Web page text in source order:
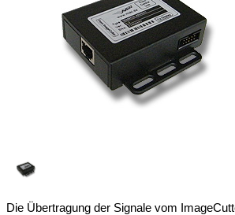
Die Übertragung der Signale vom